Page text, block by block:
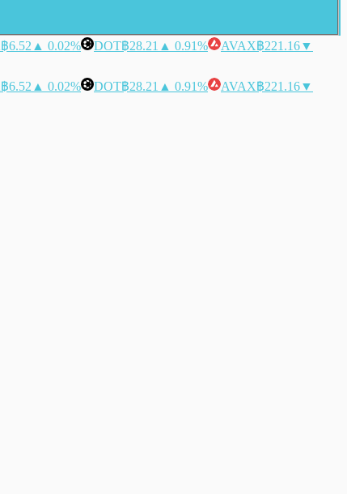
฿6.52 ▲ 0.02% DOT฿28.21 ▲ 0.91% AVAX฿221.16▼
฿6.52 ▲ 0.02% DOT฿28.21 ▲ 0.91% AVAX฿221.16▼